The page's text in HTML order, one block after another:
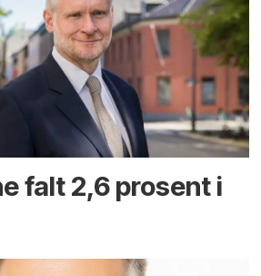
falt 2,6 prosent i